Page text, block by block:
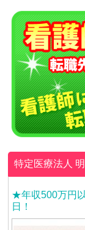
特定医療法人
★年収500万円
日！